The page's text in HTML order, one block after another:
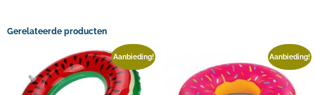
Gerelateerde producten
Aanbieding! Aanbieding!